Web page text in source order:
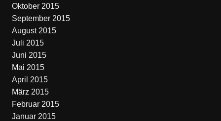
Oktober 2015
September 2015
August 2015
Juli 2015
Juni 2015
Mai 2015
April 2015
März 2015
Februar 2015
Januar 2015